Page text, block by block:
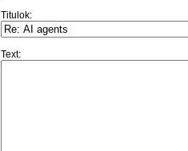
Titulok:
Text: